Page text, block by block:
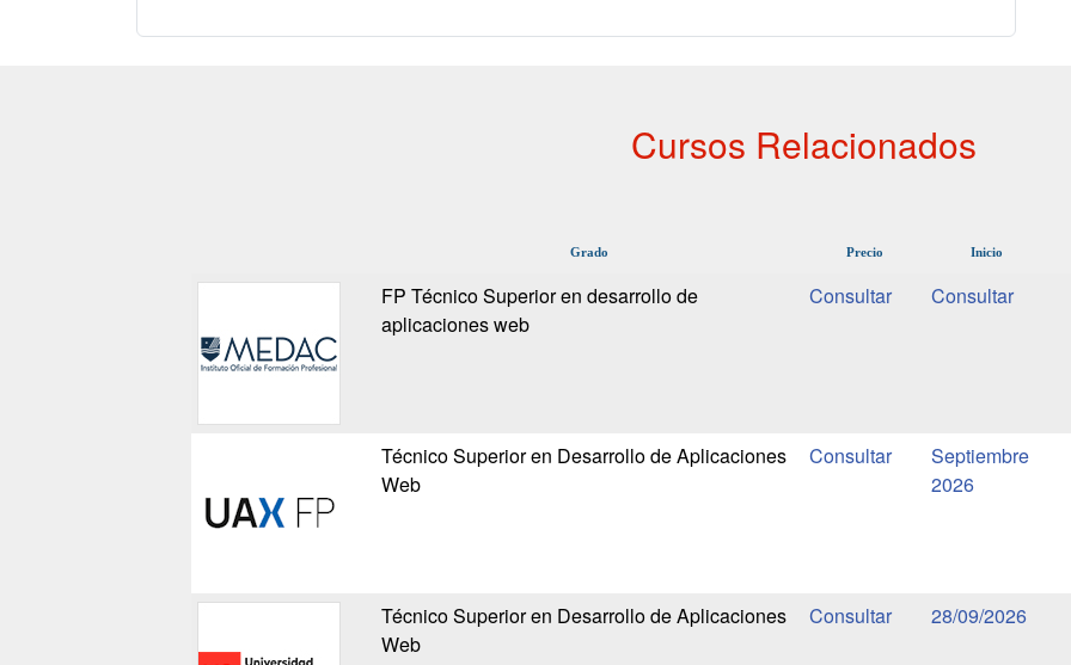
Cursos Relacionados
Grado Precio Inicio
FP Técnico Superior en desarrollo de
aplicaciones web
Técnico Superior en Desarrollo de Aplicaciones
Web
Septiembre
2026
Técnico Superior en Desarrollo de Aplicaciones
Web
28/09/2026